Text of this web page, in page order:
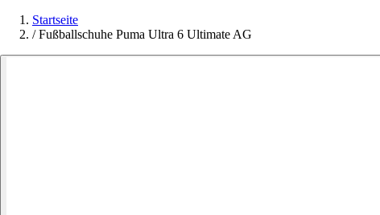
Startseite
/ Fußballschuhe Puma Ultra 6 Ultimate AG